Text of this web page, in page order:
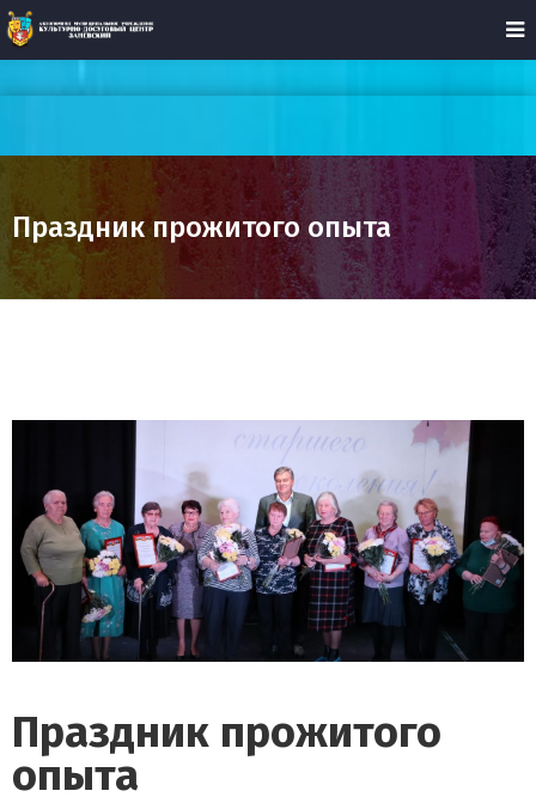
Праздник прожитого опыта
Праздник прожитого
опыта